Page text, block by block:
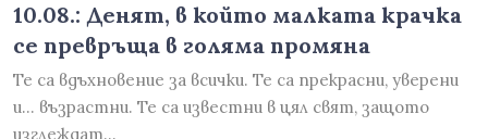
10.08.: Денят, в който малката крачка
се превръща в голяма промяна
Те са вдъхновение за всички. Те са прекрасни, уверени
и... възрастни. Те са известни в цял свят, защото
изглеждат…